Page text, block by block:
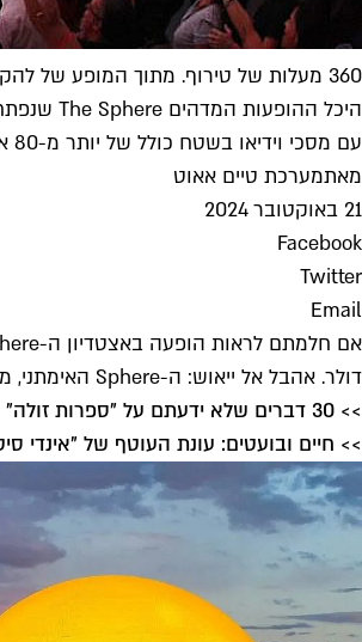
360 מעלות של טירוף. מתוך המופע של להקת U2 באצטדיון ה-Sphere (צילום: קווין מזור/לייב ניישן/גטי אימג'ס)
עם מסכי וידיאו בשטח כולל של יותר מ-80 אלף מ"ר. עד כה התארחו בו הופעות של U2, האיגלז ו-Phish
מאתמערכת טיים אאוט
21 באוקטובר 2024
Facebook
Twitter
Email
דולר. אהבל אל ייאוש: ה-Sphere האימתני, מבנה כדורי המצופה במסכי LED מבפנים ומבחוץ ומכיל עד 20 אלף צופים נלהבים, הולך ומתקרב אל המזרח התיכון.
>> 30 דברים שלא ידעתם על "ספרות זולה" שיפתיעו גם את טרנטינו
>> חיים ובועטים: עונת העוטף של "אינדי